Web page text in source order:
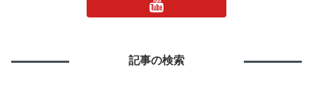
記事の検索